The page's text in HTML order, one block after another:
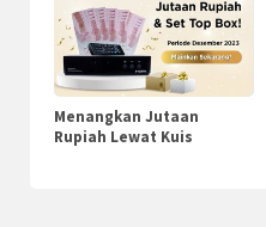
Menangkan Jutaan
Rupiah Lewat Kuis